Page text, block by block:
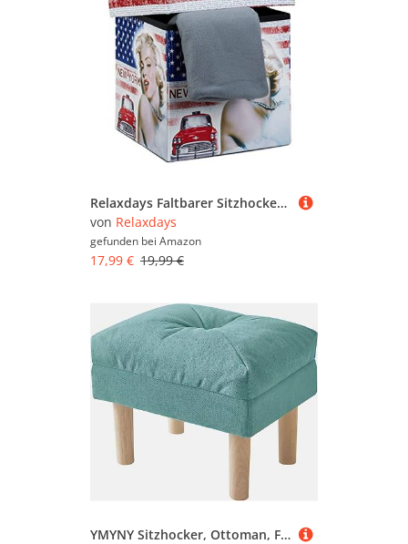
Relaxdays Faltbarer Sitzhocker Marilyn Monroe 38 cm stabiler Falthocker mit trendigen Motiven als praktische Ablage als Sitzwürfel mit bedrucktem Kunstleder als Aufbewahrungsbox mit Stauraum, New York
von Relaxdays
gefunden bei Amazon
17,99 € 19,99 €
YMYNY Sitzhocker, Ottoman, Fußhocker mit weichem Sitzkissen, große Sitzfläche, 4 verdickte Holzbeine, im Nordischen Stil, für Schlafzimmer, Wohnzimmer,40 x 29 x 32 cm, Grünlich-blau HBD023T